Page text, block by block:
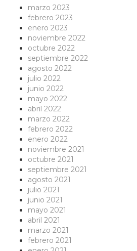
marzo 2023
febrero 2023
enero 2023
noviembre 2022
octubre 2022
septiembre 2022
agosto 2022
julio 2022
junio 2022
mayo 2022
abril 2022
marzo 2022
febrero 2022
enero 2022
noviembre 2021
octubre 2021
septiembre 2021
agosto 2021
julio 2021
junio 2021
mayo 2021
abril 2021
marzo 2021
febrero 2021